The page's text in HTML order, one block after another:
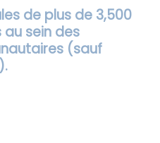
de plus de 3,500
sein des
(sauf